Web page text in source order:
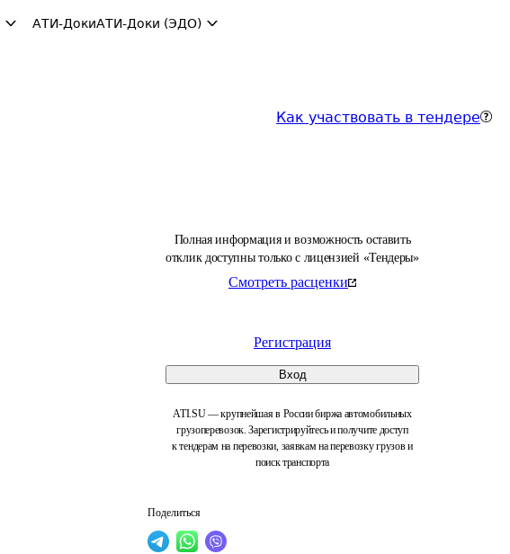
АТИ-ДокиАТИ-Доки (ЭДО)
Как участвовать в тендере
Полная информация и возможность оставить
отклик доступны только с лицензией «Тендеры»
Смотреть расценки
Регистрация
Вход
ATI.SU — крупнейшая в России биржа автомобильных
грузоперевозок. Зарегистрируйтесь и получите доступ
к тендерам на перевозки, заявкам на перевозку грузов и
поиск транспорта
Поделиться